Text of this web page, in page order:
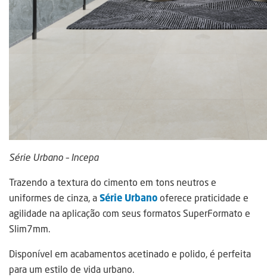
Série Urbano – Incepa
Trazendo a textura do cimento em tons neutros e
uniformes de cinza, aSérie Urbanooferece praticidade e
agilidade na aplicação com seus formatos SuperFormato e
Slim7mm.
Disponível em acabamentos acetinado e polido, é perfeita
para um estilo de vida urbano.